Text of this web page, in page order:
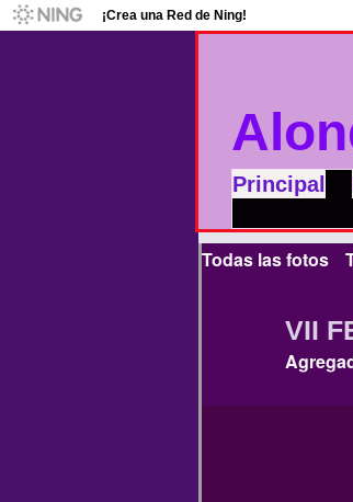
¡Crea una Red de Ning!
Principal
Todas las fotos
VII